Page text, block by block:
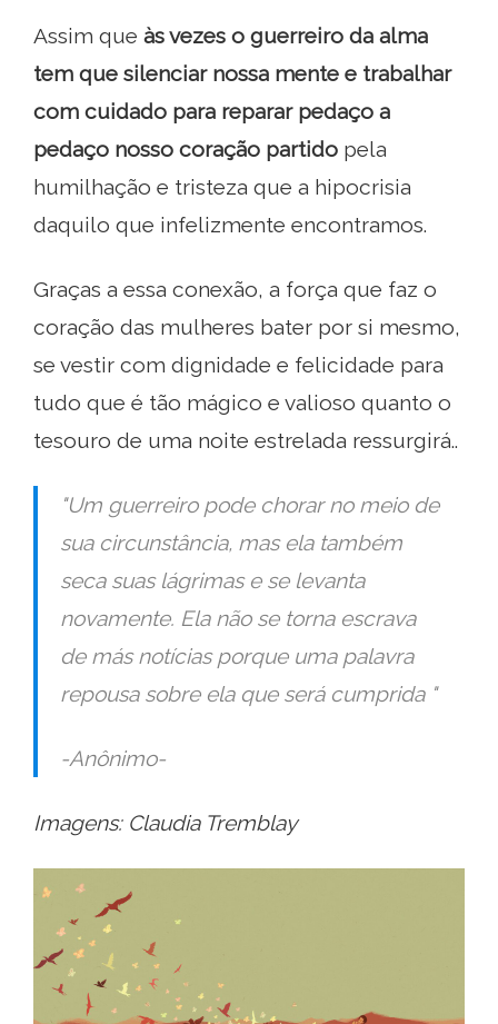
Assim que às vezes o guerreiro da alma
tem que silenciar nossa mente e trabalhar
com cuidado para reparar pedaço a
pedaço nosso coração partido pela
humilhação e tristeza que a hipocrisia
daquilo que infelizmente encontramos.
Graças a essa conexão, a força que faz o
coração das mulheres bater por si mesmo,
se vestir com dignidade e felicidade para
tudo que é tão mágico e valioso quanto o
tesouro de uma noite estrelada ressurgirá..
"Um guerreiro pode chorar no meio de
sua circunstância, mas ela também
seca suas lágrimas e se levanta
novamente. Ela não se torna escrava
de más notícias porque uma palavra
repousa sobre ela que será cumprida "
-Anônimo-
Imagens: Claudia Tremblay